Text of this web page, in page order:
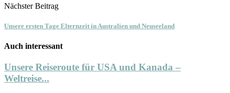
Nächster Beitrag
Unsere ersten Tage Elternzeit in Australien und Neuseeland
Auch interessant
Unsere Reiseroute für USA und Kanada –
Weltreise...